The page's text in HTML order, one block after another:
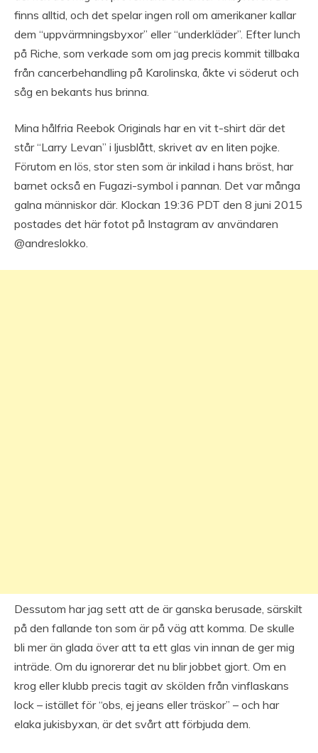
finns alltid, och det spelar ingen roll om amerikaner kallar
dem “uppvärmningsbyxor” eller “underkläder”. Efter lunch
på Riche, som verkade som om jag precis kommit tillbaka
från cancerbehandling på Karolinska, åkte vi söderut och
såg en bekants hus brinna.
Mina hålfria Reebok Originals har en vit t-shirt där det
står “Larry Levan” i ljusblått, skrivet av en liten pojke.
Förutom en lös, stor sten som är inkilad i hans bröst, har
barnet också en Fugazi-symbol i pannan. Det var många
galna människor där. Klockan 19:36 PDT den 8 juni 2015
postades det här fotot på Instagram av användaren
@andreslokko.
Dessutom har jag sett att de är ganska berusade, särskilt
på den fallande ton som är på väg att komma. De skulle
bli mer än glada över att ta ett glas vin innan de ger mig
inträde. Om du ignorerar det nu blir jobbet gjort. Om en
krog eller klubb precis tagit av skölden från vinflaskans
lock – istället för “obs, ej jeans eller träskor” – och har
elaka jukisbyxan, är det svårt att förbjuda dem.